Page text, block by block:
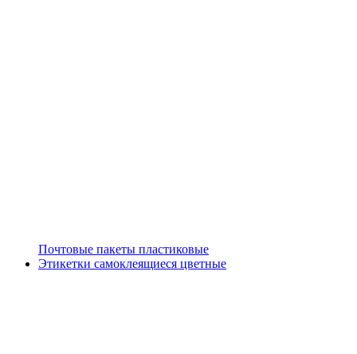
Почтовые пакеты пластиковые
Этикетки самоклеящиеся цветные